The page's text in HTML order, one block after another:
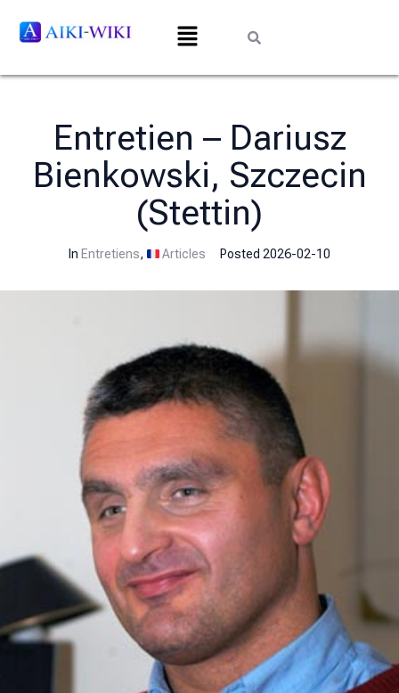
Entretien – Dariusz
Bienkowski, Szczecin
(Stettin)
In Entretiens, Articles Posted2026-02-10